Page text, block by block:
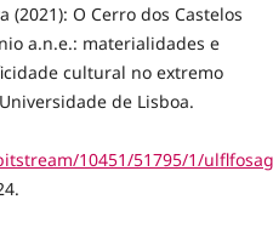
(2021): O Cerro dos Castelos
a.n.e.: materialidades e
cultural no extremo
de Lisboa.
10451/51795/1/